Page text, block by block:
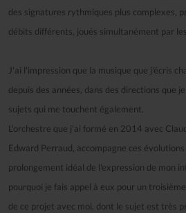
des signatures rythmiques plus complexes,
débits différents, joués simultanément par
J'ai l'impression que la musique que j'écris
depuis des années, dans des directions que
sujets qui me touchent également.
L'orchestre que j'ai formé en 2014 avec
Edward Perraud, accompagne ces
prolongement idéal de l'expression de mon
pourquoi je fais appel à eux pour un
de ce projet avec moi, dont le sujet est très